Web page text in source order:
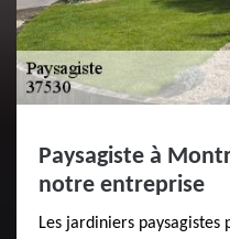
Paysagiste à
notre entreprise
Les jardiniers paysagistes